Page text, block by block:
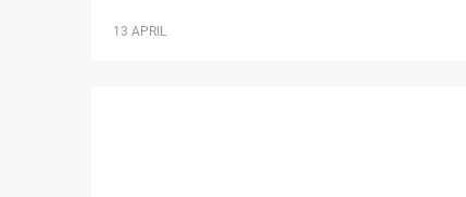
13 APRIL